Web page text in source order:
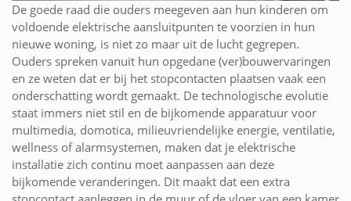
De goede raad die ouders meegeven aan hun kinderen om
voldoende elektrische aansluitpunten te voorzien in hun
nieuwe woning, is niet zo maar uit de lucht gegrepen.
Ouders spreken vanuit hun opgedane (ver)bouwervaringen
en ze weten dat er bij het stopcontacten plaatsen vaak een
onderschatting wordt gemaakt. De technologische evolutie
staat immers niet stil en de bijkomende apparatuur voor
multimedia, domotica, milieuvriendelijke energie, ventilatie,
wellness of alarmsystemen, maken dat je elektrische
installatie zich continu moet aanpassen aan deze
bijkomende veranderingen. Dit maakt dat een extra